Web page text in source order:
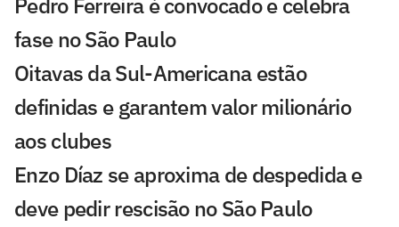
fase no São Paulo
Oitavas da Sul-Americana estão
definidas e garantem valor milionário
aos clubes
Enzo Díaz se aproxima de despedida e
deve pedir rescisão no São Paulo